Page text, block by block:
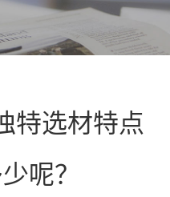
特选材特点
呢？